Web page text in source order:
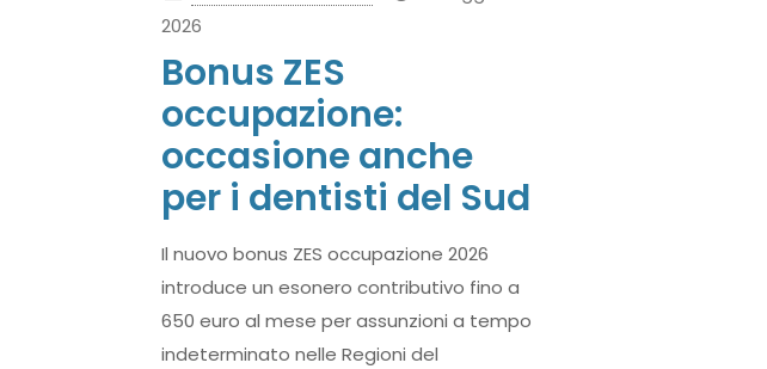
2026
Bonus ZES
occupazione:
occasione anche
per i dentisti del Sud
Il nuovo bonus ZES occupazione 2026
introduce un esonero contributivo fino a
650 euro al mese per assunzioni a tempo
indeterminato nelle Regioni del